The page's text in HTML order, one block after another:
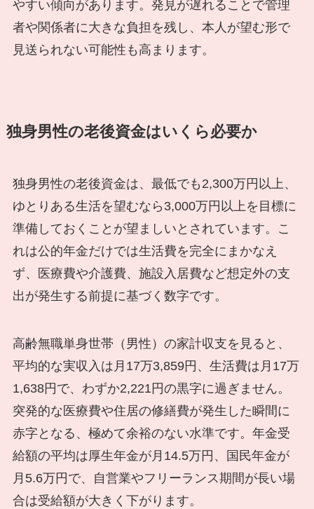
やすい傾向があります。発見が遅れることで管理
者や関係者に大きな負担を残し、本人が望む形で
見送られない可能性も高まります。
独身男性の老後資金はいくら必要か
独身男性の老後資金は、最低でも2,300万円以上、
ゆとりある生活を望むなら3,000万円以上を目標に
準備しておくことが望ましいとされています。こ
れは公的年金だけでは生活費を完全にまかなえ
ず、医療費や介護費、施設入居費など想定外の支
出が発生する前提に基づく数字です。
高齢無職単身世帯（男性）の家計収支を見ると、
平均的な実収入は月17万3,859円、生活費は月17万
1,638円で、わずか2,221円の黒字に過ぎません。
突発的な医療費や住居の修繕費が発生した瞬間に
赤字となる、極めて余裕のない水準です。年金受
給額の平均は厚生年金が月14.5万円、国民年金が
月5.6万円で、自営業やフリーランス期間が長い場
合は受給額が大きく下がります。